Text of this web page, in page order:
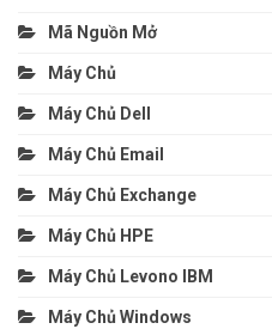
Mã Nguồn Mở
Máy Chủ
Máy Chủ Dell
Máy Chủ Email
Máy Chủ Exchange
Máy Chủ HPE
Máy Chủ Levono IBM
Máy Chủ Windows